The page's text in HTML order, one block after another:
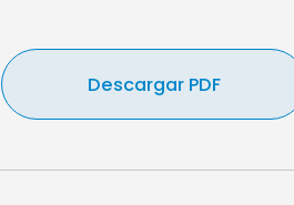
Descargar PDF